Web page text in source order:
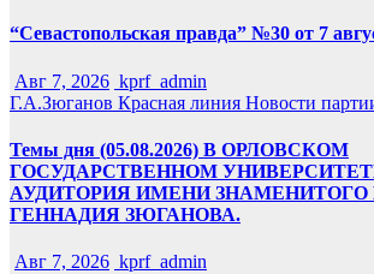
“Севастопольская правда” №30 от 7
Авг 7, 2026 kprf_admin
Г.А.Зюганов Красная линия Новости
Темы дня (05.08.2026) В ОРЛОВСКОМ
ГОСУДАРСТВЕННОМ
АУДИТОРИЯ ИМЕНИ
ГЕННАДИЯ ЗЮГАНОВА.
Авг 7, 2026 kprf_admin